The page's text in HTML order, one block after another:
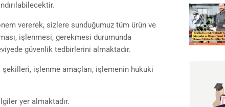
vererek, sizlere sunduğumuz tüm ürün ve
işlenmesi, gerekmesi durumunda
güvenlik tedbirlerini almaktadır.
işlenme amaçları, işlemenin hukuki
yer almaktadır.